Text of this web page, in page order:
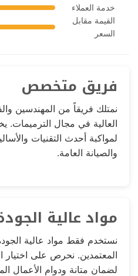
خدمة العملاء
القيمة مقابل
السعر
فريق متخصص
نمتلك فريقاً من المهندسين
العالية في مجال الترميمات.
لمواكبة أحدث التقنيات
والصيانة العامة.
مواد عالية
نستخدم فقط مواد عالية
المعتمدين. نحرص على اختيار
لضمان متانة ودوام الأعمال